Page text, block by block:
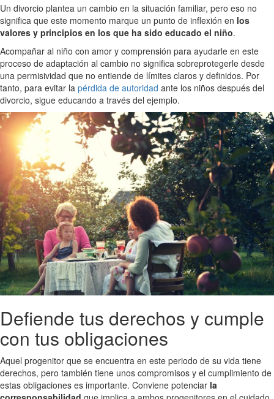
Un divorcio plantea un cambio en la situación familiar, pero eso no
significa que este momento marque un punto de inflexión en los
valores y principios en los que ha sido educado el niño.
Acompañar al niño con amor y comprensión para ayudarle en este
proceso de adaptación al cambio no significa sobreprotegerle desde
una permisividad que no entiende de límites claros y definidos. Por
tanto, para evitar la pérdida de autoridad ante los niños después del
divorcio, sigue educando a través del ejemplo.
Defiende tus derechos y cumple
con tus obligaciones
Aquel progenitor que se encuentra en este periodo de su vida tiene
derechos, pero también tiene unos compromisos y el cumplimiento de
estas obligaciones es importante. Conviene potenciar la